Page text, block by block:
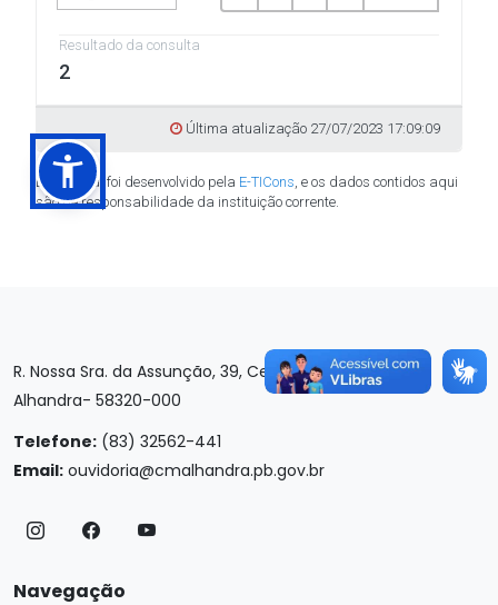
R. Nossa Sra. da Assunção, 39, Centro
Alhandra- 58320-000
Telefone: (83) 32562-441
Email: ouvidoria@cmalhandra.pb.gov.br
Navegação